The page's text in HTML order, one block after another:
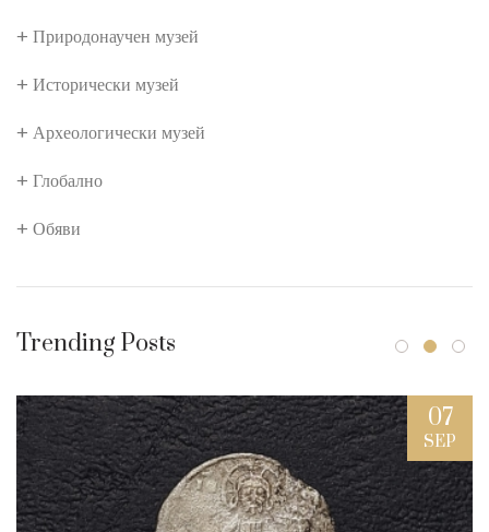
Природонаучен музей
Исторически музей
Археологически музей
Глобално
Обяви
Trending Posts
07
SEP